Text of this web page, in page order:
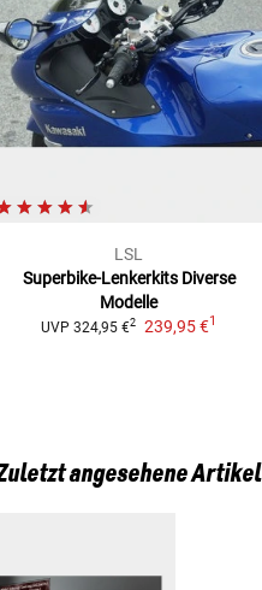
LSL
Superbike-Lenkerkits Diverse
Modelle
UVP 324,95 €2 239,95 €1
angesehene Artikel